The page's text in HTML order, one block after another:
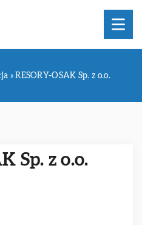
»RESORY-OSAK Sp. z o.o.
Sp. z o.o.